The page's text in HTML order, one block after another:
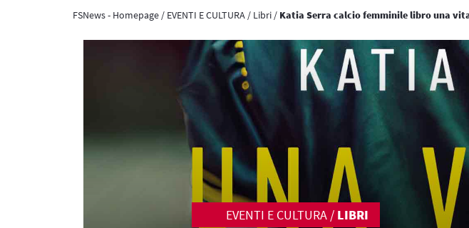
FSNews - Homepage / EVENTI E CULTURA / Libri / Katia Serra calcio femminile libro una
EVENTI E CULTURA / LIBRI